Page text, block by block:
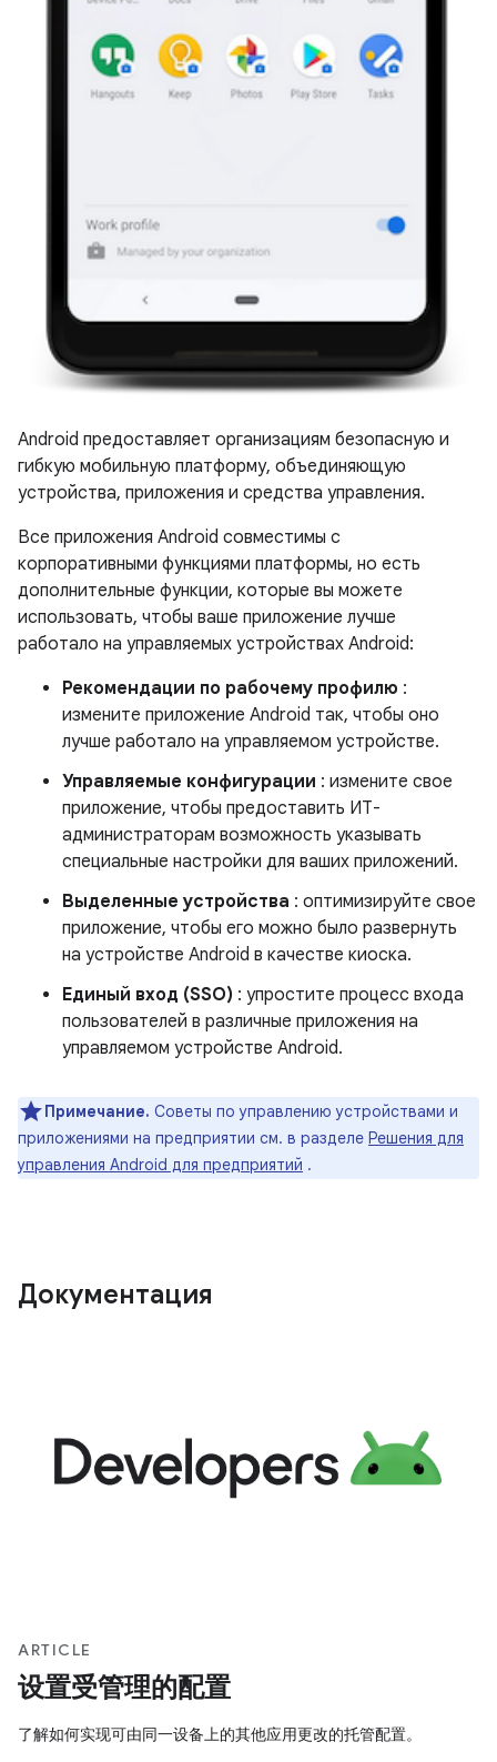
Android предоставляет организациям безопасную и
гибкую мобильную платформу, объединяющую
устройства, приложения и средства управления.
Все приложения Android совместимы с
корпоративными функциями платформы, но есть
дополнительные функции, которые вы можете
использовать, чтобы ваше приложение лучше
работало на управляемых устройствах Android:
Рекомендации по рабочему профилю :
измените приложение Android так, чтобы оно
лучше работало на управляемом устройстве.
Управляемые конфигурации : измените свое
приложение, чтобы предоставить ИТ-
администраторам возможность указывать
специальные настройки для ваших приложений.
Выделенные устройства : оптимизируйте свое
приложение, чтобы его можно было развернуть
на устройстве Android в качестве киоска.
Единый вход (SSO) : упростите процесс входа
пользователей в различные приложения на
управляемом устройстве Android.
Примечание. Советы по управлению устройствами и
приложениями на предприятии см. в разделе Решения для
управления Android для предприятий .
Документация
ARTICLE
设置受管理的配置
了解如何实现可由同一设备上的其他应用更改的托管配置。